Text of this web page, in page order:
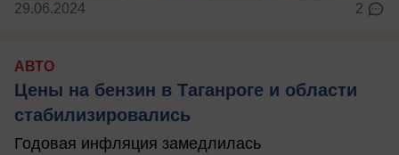
29.06.2024 2
АВТО
Цены на бензин в Таганроге и области
стабилизировались
Годовая инфляция замедлилась